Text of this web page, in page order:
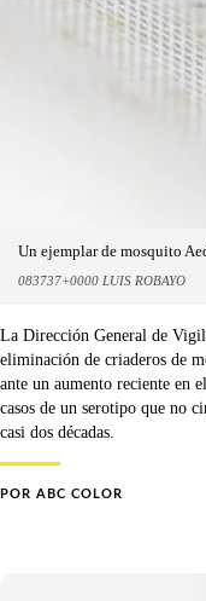
Un ejemplar de mosquito
083737+0000 LUIS ROBAYO
La Dirección General de
eliminación de criaderos de
ante un aumento reciente en
casos de un serotipo que no
casi dos décadas.
POR ABC COLOR